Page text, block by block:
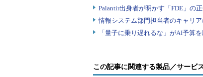
この記事に関連する製品／サービ